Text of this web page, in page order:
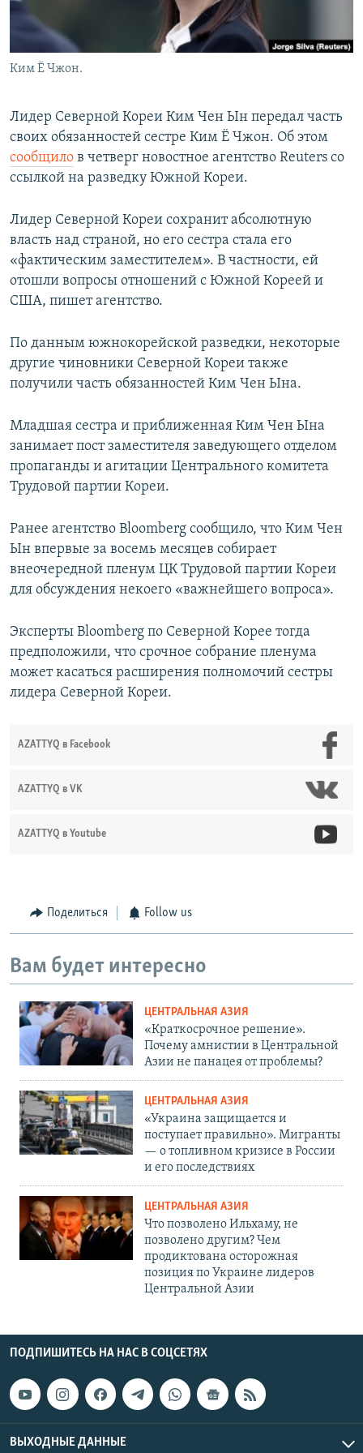
Ким Ё Чжон.
Лидер Северной Кореи Ким Чен Ын передал часть
своих обязанностей сестре Ким Ё Чжон. Об этом
сообщило в четверг новостное агентство Reuters со
ссылкой на разведку Южной Кореи.
Лидер Северной Кореи сохранит абсолютную
власть над страной, но его сестра стала его
«фактическим заместителем». В частности, ей
отошли вопросы отношений с Южной Кореей и
США, пишет агентство.
По данным южнокорейской разведки, некоторые
другие чиновники Северной Кореи также
получили часть обязанностей Ким Чен Ына.
Младшая сестра и приближенная Ким Чен Ына
занимает пост заместителя заведующего отделом
пропаганды и агитации Центрального комитета
Трудовой партии Кореи.
Ранее агентство Bloomberg сообщило, что Ким Чен
Ын впервые за восемь месяцев собирает
внеочередной пленум ЦК Трудовой партии Кореи
для обсуждения некоего «важнейшего вопроса».
Эксперты Bloomberg по Северной Корее тогда
предположили, что срочное собрание пленума
может касаться расширения полномочий сестры
лидера Северной Кореи.
AZATTYQ в Facebook
AZATTYQ в VK
AZATTYQ в Youtube
Поделиться Follow us
Вам будет интересно
ЦЕНТРАЛЬНАЯ АЗИЯ
«Краткосрочное решение».
Почему амнистии в Центральной
Азии не панацея от проблемы?
ЦЕНТРАЛЬНАЯ АЗИЯ
«Украина защищается и
поступает правильно». Мигранты
— о топливном кризисе в России
и его последствиях
ЦЕНТРАЛЬНАЯ АЗИЯ
Что позволено Ильхаму, не
позволено другим? Чем
продиктована осторожная
позиция по Украине лидеров
Центральной Азии
ПОДПИШИТЕСЬ НА НАС В СОЦСЕТЯХ
ВЫХОДНЫЕ ДАННЫЕ